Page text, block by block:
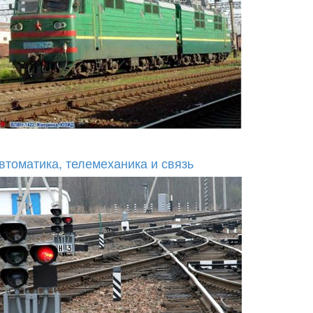
телемеханика и связь